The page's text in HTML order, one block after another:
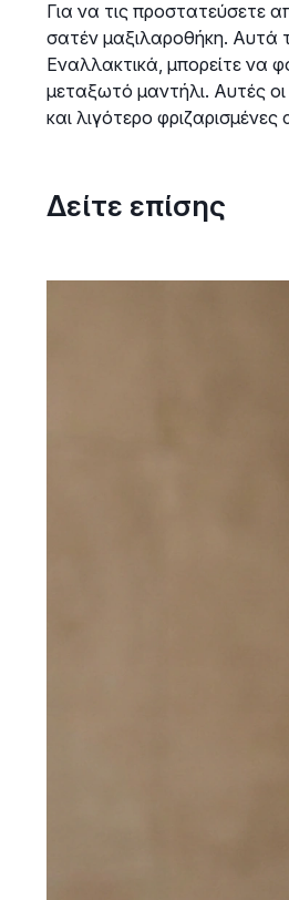
Για να τις προστατεύσετε
σατέν μαξιλαροθήκη. Αυτά
Εναλλακτικά, μπορείτε να
μεταξωτό μαντήλι. Αυτές
και λιγότερο
Δείτε επίσης